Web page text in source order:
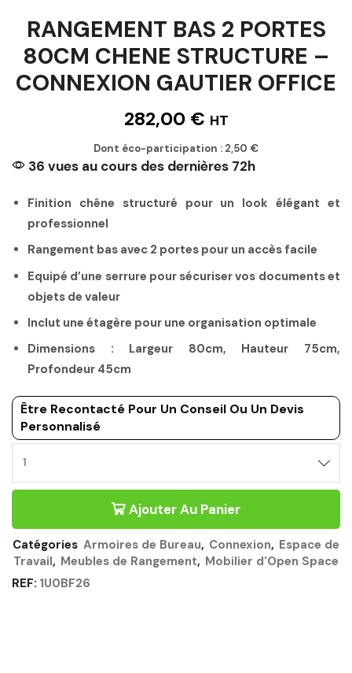
RANGEMENT BAS 2 PORTES
80CM CHENE STRUCTURE –
CONNEXION GAUTIER OFFICE
282,00 € HT
Dont éco-participation : 2,50 €
36 vues au cours des dernières 72h
Finition chêne structuré pour un look élégant et
professionnel
Rangement bas avec 2 portes pour un accès facile
Equipé d’une serrure pour sécuriser vos documents et
objets de valeur
Inclut une étagère pour une organisation optimale
Dimensions : Largeur 80cm, Hauteur 75cm,
Profondeur 45cm
Être Recontacté Pour Un Conseil Ou Un Devis
Personnalisé
BAS
PORTES
CHENE
STRUCTURE
-
Ajouter Au Panier
Catégories Armoires de Bureau, Connexion, Espace de
Travail, Meubles de Rangement, Mobilier d'Open Space
REF: 1U0BF26